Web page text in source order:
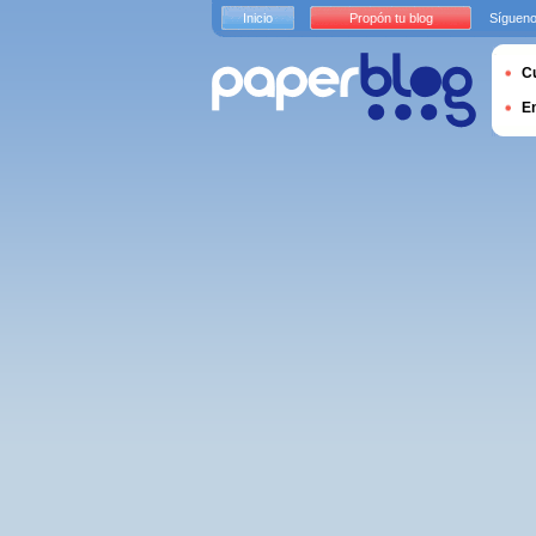
Inicio Propón tu blog